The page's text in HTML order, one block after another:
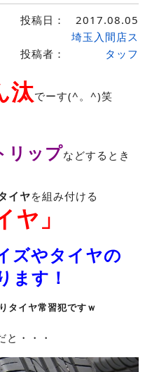
投稿日： 2017.08.05
投稿者：
埼玉入間店ス
タッフ
汰でーす(^。^)笑
リップなどするとき
イヤを組み付ける
ヤ」
ズやタイヤの
ます！
タイヤ常習犯ですｗ
と・・・